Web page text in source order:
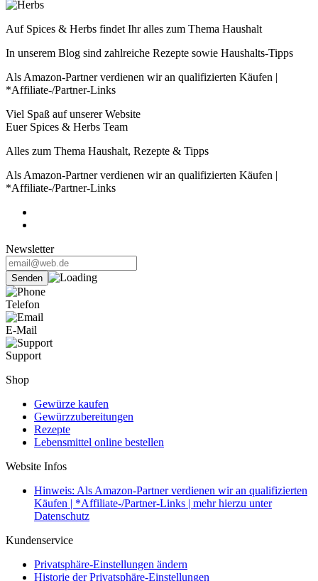
Auf Spices & Herbs findet Ihr alles zum Thema Haushalt
In unserem Blog sind zahlreiche Rezepte sowie Haushalts-Tipps
Als Amazon-Partner verdienen wir an qualifizierten Käufen |
*Affiliate-/Partner-Links
Viel Spaß auf unserer Website
Euer Spices & Herbs Team
Alles zum Thema Haushalt, Rezepte & Tipps
Als Amazon-Partner verdienen wir an qualifizierten Käufen |
*Affiliate-/Partner-Links
Newsletter
Telefon
E-Mail
Support
Shop
Gewürze kaufen
Gewürzzubereitungen
Rezepte
Lebensmittel online bestellen
Website Infos
Hinweis: Als Amazon-Partner verdienen wir an qualifizierten
Käufen | *Affiliate-/Partner-Links | mehr hierzu unter
Datenschutz
Kundenservice
Privatsphäre-Einstellungen ändern
Historie der Privatsphäre-Einstellungen